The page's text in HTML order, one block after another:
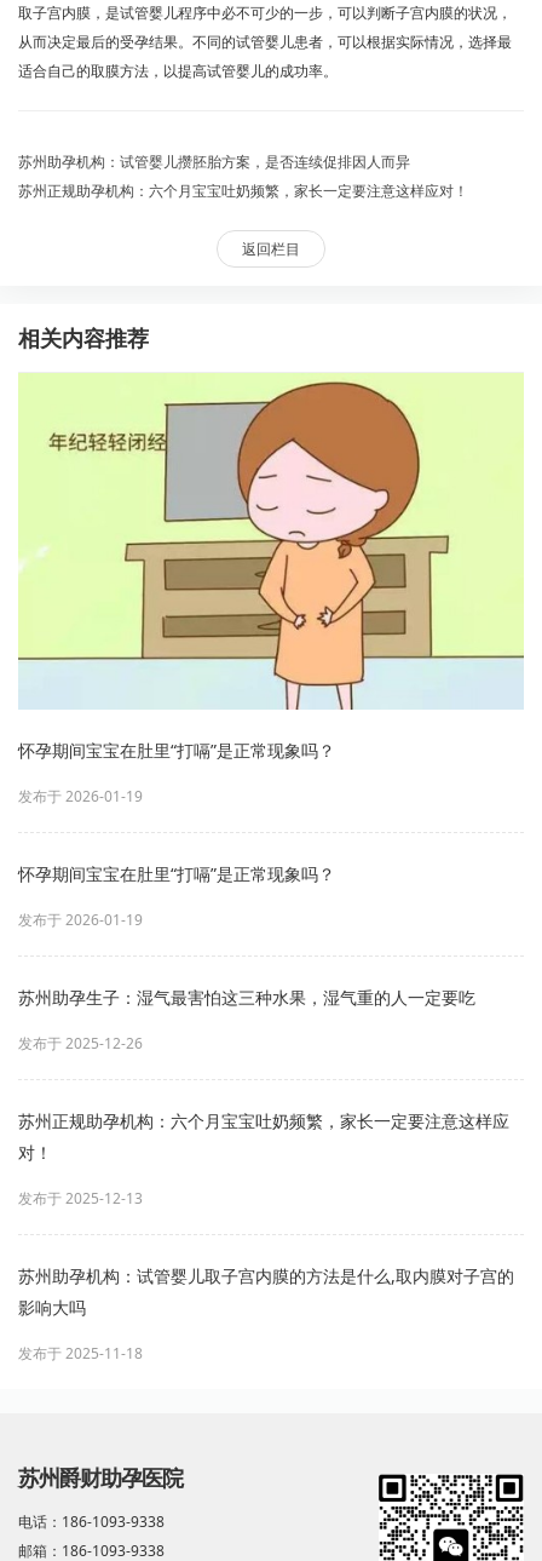
取子宫内膜，是试管婴儿程序中必不可少的一步，可以判断子宫内膜的状况，
从而决定最后的受孕结果。不同的试管婴儿患者，可以根据实际情况，选择最
适合自己的取膜方法，以提高试管婴儿的成功率。
苏州助孕机构：试管婴儿攒胚胎方案，是否连续促排因人而异
苏州正规助孕机构：六个月宝宝吐奶频繁，家长一定要注意这样应对！
返回栏目
相关内容推荐
怀孕期间宝宝在肚里“打嗝”是正常现象吗？
发布于 2026-01-19
怀孕期间宝宝在肚里“打嗝”是正常现象吗？
发布于 2026-01-19
苏州助孕生子：湿气最害怕这三种水果，湿气重的人一定要吃
发布于 2025-12-26
苏州正规助孕机构：六个月宝宝吐奶频繁，家长一定要注意这样应
对！
发布于 2025-12-13
苏州助孕机构：试管婴儿取子宫内膜的方法是什么,取内膜对子宫的
影响大吗
发布于 2025-11-18
苏州爵财助孕医院
电话：186-1093-9338
邮箱：186-1093-9338